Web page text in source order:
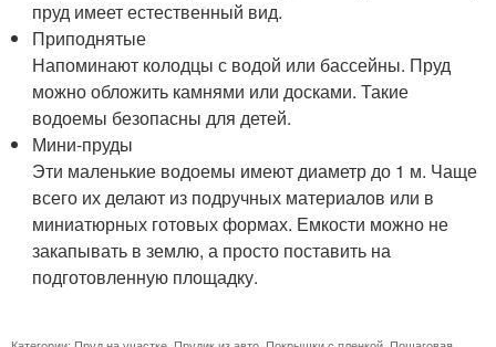
пруд имеет естественный вид.
Приподнятые
Напоминают колодцы с водой или бассейны. Пруд
можно обложить камнями или досками. Такие
водоемы безопасны для детей.
Мини-пруды
Эти маленькие водоемы имеют диаметр до 1 м. Чаще
всего их делают из подручных материалов или в
миниатюрных готовых формах. Емкости можно не
закапывать в землю, а просто поставить на
подготовленную площадку.